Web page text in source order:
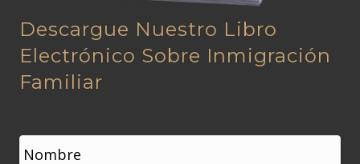
Descargue Nuestro Libro
Electrónico Sobre Inmigración
Familiar
N
o